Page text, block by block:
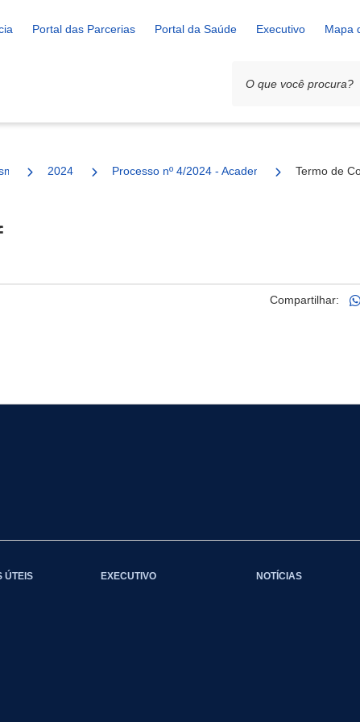
Portal das Parcerias Portal da Saúde Executivo Mapa
e Esporte
2024 Processo nº 4/2024 - Academia Formiguense
Termo de
Compartilhar:
ÚTEIS EXECUTIVO NOTÍCIAS